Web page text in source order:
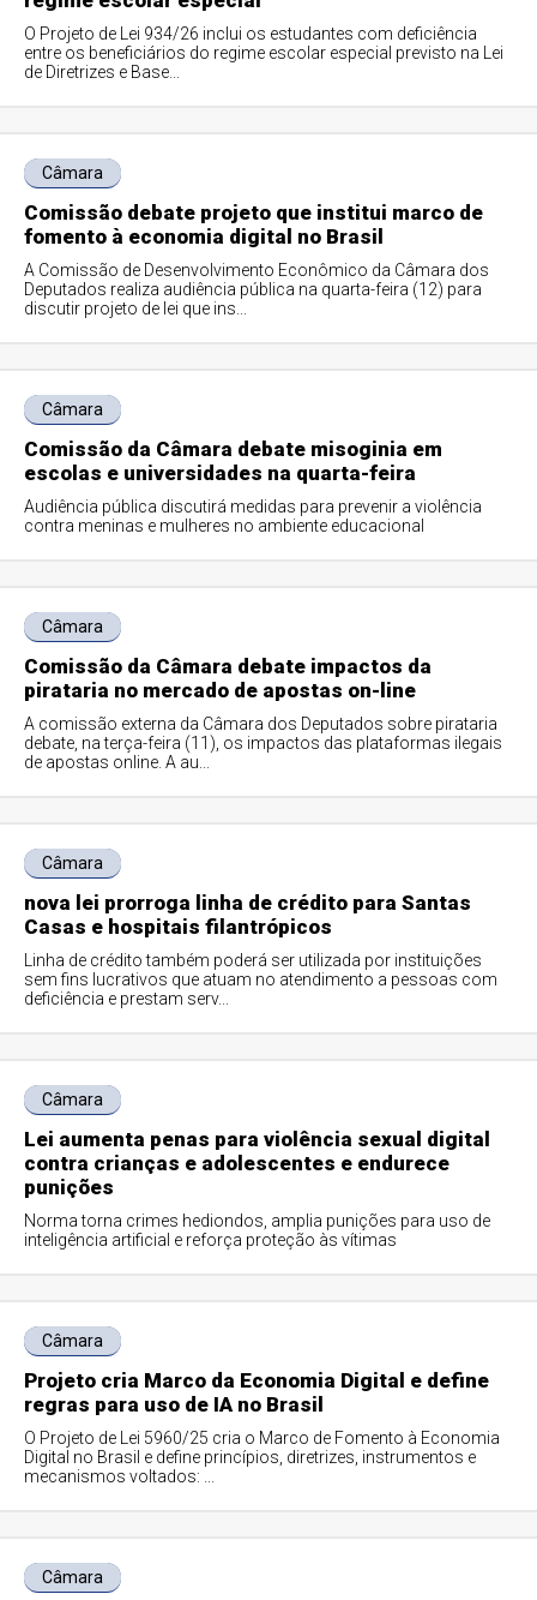
O Projeto de Lei 934/26 inclui os estudantes com deficiência
entre os beneficiários do regime escolar especial previsto na Lei
de Diretrizes e Base...
Câmara
Comissão debate projeto que institui marco de
fomento à economia digital no Brasil
A Comissão de Desenvolvimento Econômico da Câmara dos
Deputados realiza audiência pública na quarta-feira (12) para
discutir projeto de lei que ins...
Câmara
Comissão da Câmara debate misoginia em
escolas e universidades na quarta-feira
Audiência pública discutirá medidas para prevenir a violência
contra meninas e mulheres no ambiente educacional
Câmara
Comissão da Câmara debate impactos da
pirataria no mercado de apostas on-line
A comissão externa da Câmara dos Deputados sobre pirataria
debate, na terça-feira (11), os impactos das plataformas ilegais
de apostas online. A au...
Câmara
nova lei prorroga linha de crédito para Santas
Casas e hospitais filantrópicos
Linha de crédito também poderá ser utilizada por instituições
sem fins lucrativos que atuam no atendimento a pessoas com
deficiência e prestam serv...
Câmara
Lei aumenta penas para violência sexual digital
contra crianças e adolescentes e endurece
punições
Norma torna crimes hediondos, amplia punições para uso de
inteligência artificial e reforça proteção às vítimas
Câmara
Projeto cria Marco da Economia Digital e define
regras para uso de IA no Brasil
O Projeto de Lei 5960/25 cria o Marco de Fomento à Economia
Digital no Brasil e define princípios, diretrizes, instrumentos e
mecanismos voltados: ...
Câmara